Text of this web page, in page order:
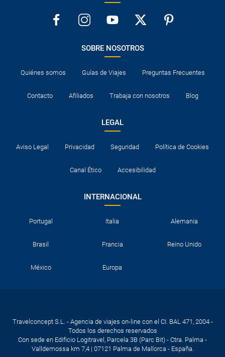
SOBRE NOSOTROS
Quiénes somos Guías de Viajes Preguntas Frecuentes
Contacto Afiliados Trabaja con nosotros Blog
LEGAL
Aviso Legal Privacidad Seguridad Política de Cookies
Canal Ético Accesibilidad
INTERNACIONAL
Portugal Italia Alemania
Brasil Francia Reino Unido
México Europa
Travelconcept S.L. - Agencia de viajes on-line con el CI. BAL 471, 2004 -
Todos los derechos reservados
Con sede en Edificio Logitravel, Parcela 3B (Parc Bit) - Ctra. Palma -
Valldemossa km 7,4 | 07121 Palma de Mallorca - España.